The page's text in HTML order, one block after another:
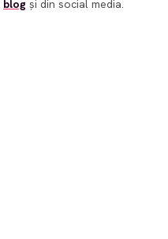
blog și din social media.